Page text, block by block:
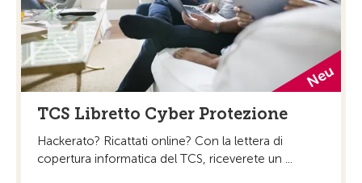
TCS Libretto Cyber Protezione
Hackerato? Ricattati online? Con la lettera di
copertura informatica del TCS, riceverete un ...